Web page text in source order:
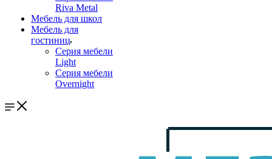
Riva Metal
Мебель для школ
Мебель для
гостиниц
Серия мебели
Light
Серия мебели
Overnight